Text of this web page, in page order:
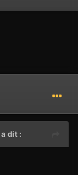
a dit :